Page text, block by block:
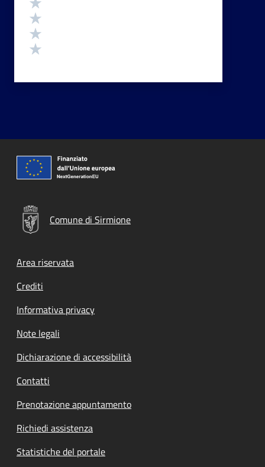
Comune di Sirmione
Footer menu
Area riservata
Crediti
Informativa privacy
Note legali
Dichiarazione di accessibilità
Contatti
Prenotazione appuntamento
Richiedi assistenza
Statistiche del portale